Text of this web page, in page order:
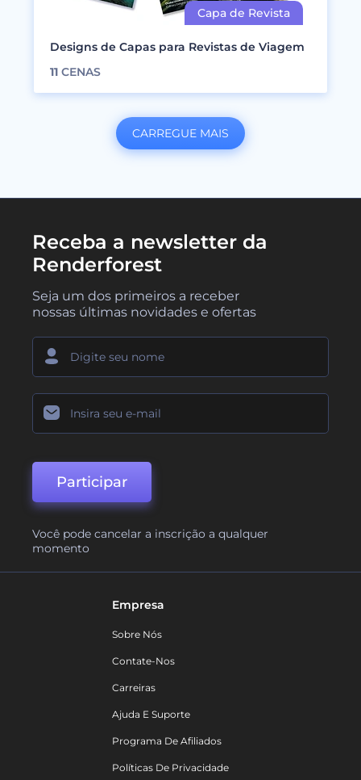
Designs de Capas para Revistas de Viagem
11 CENAS
CARREGUE MAIS
Receba a newsletter da
Renderforest
Seja um dos primeiros a receber
nossas últimas novidades e ofertas
Participar
Você pode cancelar a inscrição a qualquer
momento
Empresa
Sobre Nós
Contate-Nos
Carreiras
Ajuda E Suporte
Programa De Afiliados
Políticas De Privacidade